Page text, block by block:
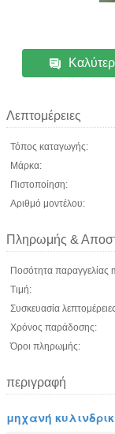
Λεπτομέρειες
Τόπος καταγωγής:
Μάρκα:
Πιστοποίηση:
Αριθμό μοντέλου:
Πληρωμής &
Ποσότητα παραγγελίας
Τιμή:
Συσκευασία
Χρόνος παράδοσης:
Όροι πληρωμής:
περιγραφή
μηχανή